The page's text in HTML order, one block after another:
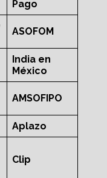
Pago
ASOFOM
India en
México
AMSOFIPO
Aplazo
Clip